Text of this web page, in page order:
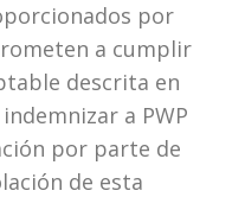
por
a cumplir
descrita en
a PWP
por parte de
de esta